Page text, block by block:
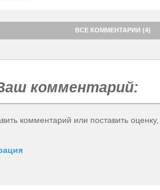
ВСЕ КОММЕНТАРИИ (4)
комментарий:
комментарий или поставить